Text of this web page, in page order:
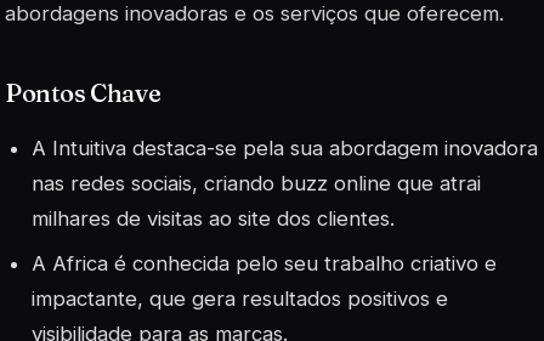
abordagens inovadoras e os serviços que oferecem.
Pontos Chave
A Intuitiva destaca-se pela sua abordagem inovadora
nas redes sociais, criando buzz online que atrai
milhares de visitas ao site dos clientes.
A Africa é conhecida pelo seu trabalho criativo e
impactante, que gera resultados positivos e
visibilidade para as marcas.